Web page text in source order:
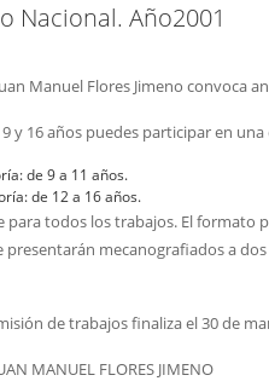
Nacional. Año2001
Manuel Flores Jimeno convoca
y 16 años puedes participar en
de 9 a 11 años.
de 12 a 16 años.
para todos los trabajos. El formato
presentarán mecanografiados a
de trabajos finaliza el 30 de
MANUEL FLORES JIMENO